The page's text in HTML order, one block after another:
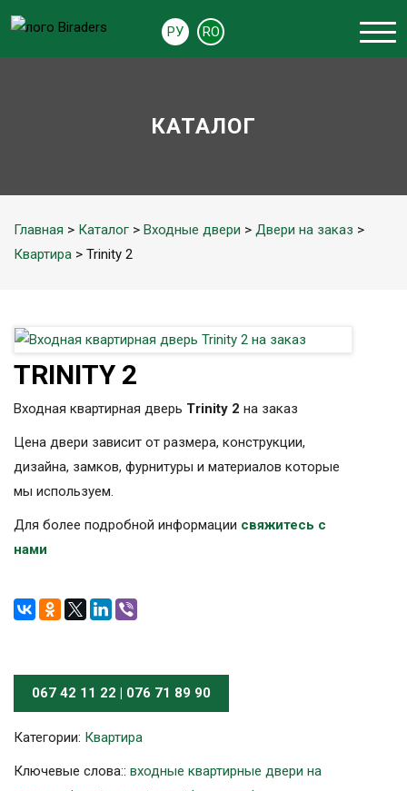
РУ RO
КАТАЛОГ
Главная > Каталог > Входные двери > Двери на заказ >
Квартира > Trinity 2
TRINITY 2
Входная квартирная дверь Trinity 2 на заказ
Цена двери зависит от размера, конструкции,
дизайна, замков, фурнитуры и материалов которые
мы используем.
Для более подробной информации свяжитесь с
нами
067 42 11 22 | 076 71 89 90
Категории: Квартира
Ключевые слова:: входные квартирные двери на